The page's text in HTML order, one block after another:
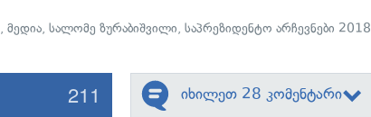
,მედია,სალომე ზურაბიშვილი,საპრეზიდენტო არჩევნები 2018
211 იხილეთ 28 კომენტარი